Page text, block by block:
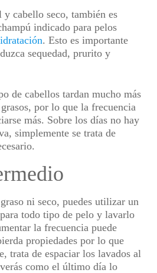
y cabello seco, también es
indicado para pelos
. Esto es importante
sequedad, prurito y
de cabellos tardan mucho más
por lo que la frecuencia
más. Sobre los días no hay
simplemente se trata de
ni seco, puedes utilizar un
todo tipo de pelo y lavarlo
la frecuencia puede
propiedades por lo que
trata de espaciar los lavados al
como el último día lo